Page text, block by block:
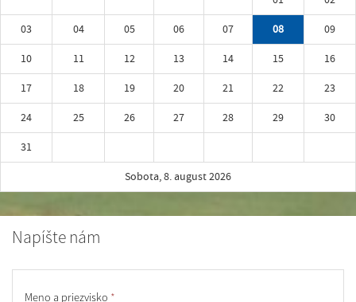
03
04 05 06 07 08
09
10
11 12 13 14 15
16
17
18 19 20 21 22
23
24
25 26 27 28 29
30
31
Sobota, 8. august 2026
Napíšte nám
Meno a priezvisko *